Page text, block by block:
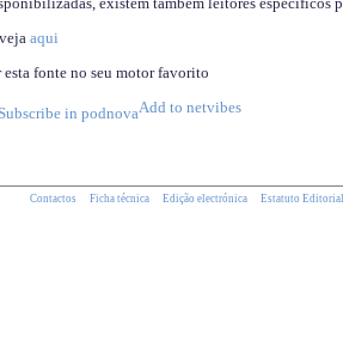
veja aqui
fonte no seu motor favorito
Contactos Ficha técnica Edição electrónica Estatuto Editorial